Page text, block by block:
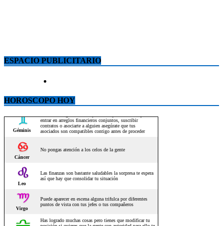
ESPACIO PUBLICITARIO
HOROSCOPO HOY